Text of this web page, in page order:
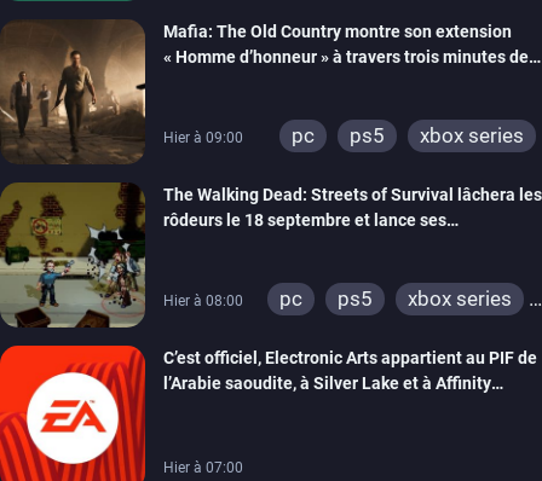
Mafia: The Old Country montre son extension
« Homme d’honneur » à travers trois minutes de
Hier à 09:00 pc ps5 xbox series
The Walking Dead: Streets of Survival lâchera les
rôdeurs le 18 septembre et lance ses
Hier à 08:00 pc ps5
xbox series
C’est officiel, Electronic Arts appartient au PIF de
l’Arabie saoudite, à Silver Lake et à Affinity
Hier à 07:00